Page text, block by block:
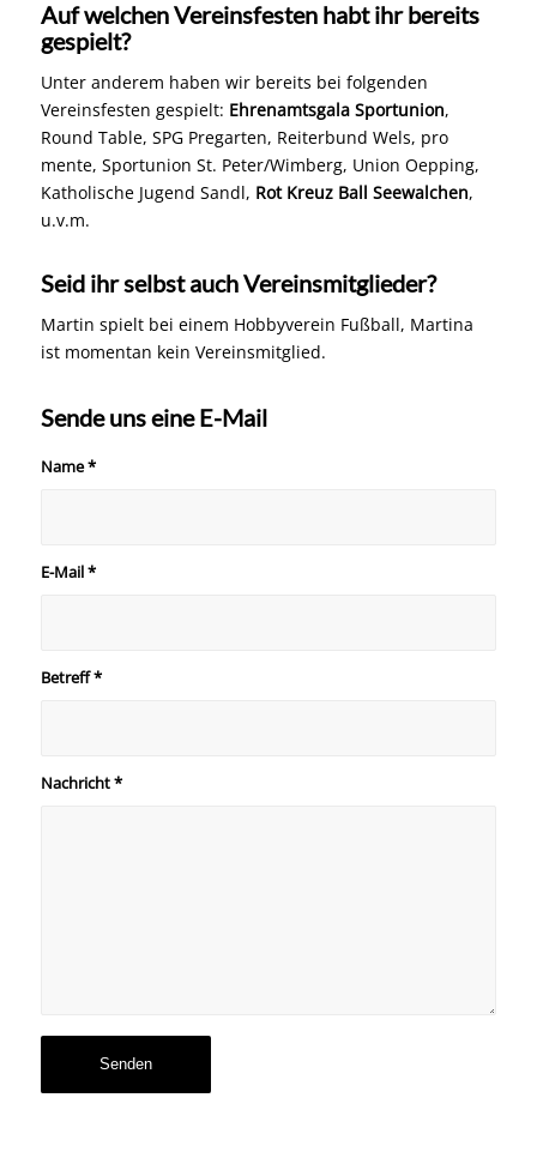
Auf welchen Vereinsfesten habt ihr bereits
gespielt?
Unter anderem haben wir bereits bei folgenden
Vereinsfesten gespielt: Ehrenamtsgala Sportunion,
Round Table, SPG Pregarten, Reiterbund Wels, pro
mente, Sportunion St. Peter/Wimberg, Union Oepping,
Katholische Jugend Sandl, Rot Kreuz Ball Seewalchen,
u.v.m.
Seid ihr selbst auch Vereinsmitglieder?
Martin spielt bei einem Hobbyverein Fußball, Martina
ist momentan kein Vereinsmitglied.
Sende uns eine E-Mail
Name*
E-Mail*
Betreff*
Nachricht*